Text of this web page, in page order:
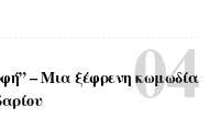
– Μια ξέφρενη κωμωδία